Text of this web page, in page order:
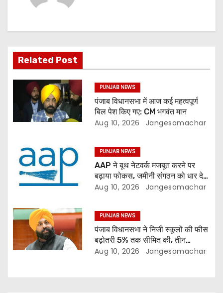
Related Post
PUNJAB NEWS
पंजाब विधानसभा में आज कई महत्वपूर्ण
बिल पेश किए गए: CM भगवंत मान
Aug 10, 2026 Jangesamachar
PUNJAB NEWS
AAP ने बूथ नेटवर्क मजबूत करने पर
बढ़ाया फोकस, जमीनी संगठन को धार देने
की तैयारी
Aug 10, 2026 Jangesamachar
PUNJAB NEWS
पंजाब विधानसभा ने निजी स्कूलों की फीस
बढ़ोतरी 5% तक सीमित की, तीन
डिजिटल यूनिवर्सिटी के लिए बिल पास
Aug 10, 2026 Jangesamachar